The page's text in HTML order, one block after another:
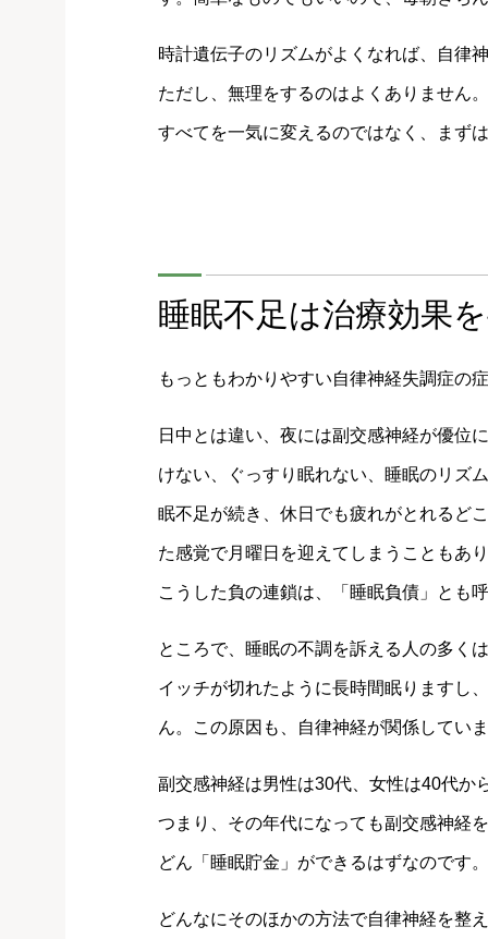
時計遺伝子のリズムがよくなれば、自律
ただし、無理をするのはよくありません。
すべてを一気に変えるのではなく、まず
睡眠不足は治療効果
もっともわかりやすい自律神経失調症の
日中とは違い、夜には副交感神経が優位
けない、ぐっすり眠れない、睡眠のリズ
眠不足が続き、休日でも疲れがとれるど
た感覚で月曜日を迎えてしまうこともあ
こうした負の連鎖は、「睡眠負債」とも
ところで、睡眠の不調を訴える人の多く
イッチが切れたように長時間眠りますし
ん。この原因も、自律神経が関係してい
副交感神経は男性は30代、女性は40代か
つまり、その年代になっても副交感神経
どん「睡眠貯金」ができるはずなのです。
どんなにそのほかの方法で自律神経を整